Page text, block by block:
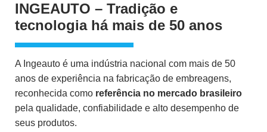
INGEAUTO – Tradição e
tecnologia há mais de 50 anos
A Ingeauto é uma indústria nacional com mais de 50
anos de experiência na fabricação de embreagens,
reconhecida como referência no mercado brasileiro
pela qualidade, confiabilidade e alto desempenho de
seus produtos.